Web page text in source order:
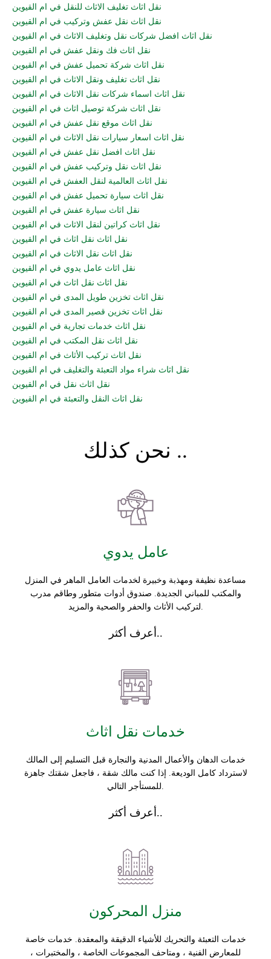
نقل اثاث تغليف الاثاث للنقل في ام القيوين
نقل اثاث نقل عفش وتركيب في ام القيوين
نقل اثاث افضل شركات نقل وتغليف الاثاث في ام القيوين
نقل اثاث فك ونقل عفش في ام القيوين
نقل اثاث شركة تحميل عفش في ام القيوين
نقل اثاث تغليف ونقل الاثاث في ام القيوين
نقل اثاث اسماء شركات نقل الاثاث في ام القيوين
نقل اثاث شركة توصيل اثاث في ام القيوين
نقل اثاث موقع نقل عفش في ام القيوين
نقل اثاث اسعار سيارات نقل الاثاث في ام القيوين
نقل اثاث افضل نقل عفش في ام القيوين
نقل اثاث نقل وتركيب عفش في ام القيوين
نقل اثاث العالمية لنقل العفش في ام القيوين
نقل اثاث سيارة تحميل عفش في ام القيوين
نقل اثاث سيارة عفش في ام القيوين
نقل اثاث كراتين لنقل الاثاث في ام القيوين
نقل اثاث نقل اثاث في ام القيوين
نقل اثاث نقل الاثاث في ام القيوين
نقل اثاث عامل يدوي في ام القيوين
نقل اثاث نقل اثاث في ام القيوين
نقل اثاث تخزين طويل المدى في ام القيوين
نقل اثاث تخزين قصير المدى في ام القيوين
نقل اثاث خدمات تجارية في ام القيوين
نقل اثاث نقل المكتب في ام القيوين
نقل اثاث تركيب الأثاث في ام القيوين
نقل اثاث شراء مواد التعبئة والتغليف في ام القيوين
نقل اثاث نقل في ام القيوين
نقل اثاث النقل والتعبئة في ام القيوين
نحن كذلك ..
عامل يدوي
مساعدة نظيفة ومهذبة وخبيرة لخدمات العامل الماهر في المنزل
والمكتب للمباني الجديدة. صندوق أدوات متطور وطاقم مدرب
لتركيب الأثاث والحفر والصحية والمزيد.
أعرف أكثر..
خدمات نقل اثاث
خدمات الدهان والأعمال المدنية والنجارة قبل التسليم إلى المالك
لاسترداد كامل الوديعة. إذا كنت مالك شقة ، فاجعل شقتك جاهزة
للمستأجر التالي.
أعرف أكثر..
منزل المحركون
خدمات التعبئة والتحريك للأشياء الدقيقة والمعقدة. خدمات خاصة
للمعارض الفنية ، ومتاحف المجموعات الخاصة ، والمختبرات ،